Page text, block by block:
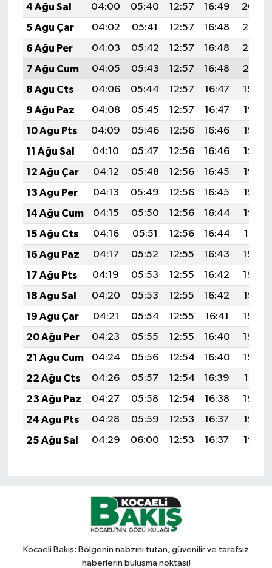
4 Ağu Sal
04:00 05:40 12:57 16:49
20:04
5 Ağu Çar
04:02 05:41 12:57 16:48
20:03
6 Ağu Per
04:03 05:42 12:57 16:48
20:02
7 Ağu Cum
04:05 05:43 12:57 16:48
20:01
8 Ağu Cts
04:06 05:44 12:57 16:47
19:59
9 Ağu Paz
04:08 05:45 12:57 16:47
19:58
10 Ağu Pts
04:09 05:46 12:56 16:46
19:57
11 Ağu Sal
04:10 05:47 12:56 16:46
19:56
12 Ağu Çar
04:12 05:48 12:56 16:45
19:55
13 Ağu Per
04:13 05:49 12:56 16:45
19:53
14 Ağu Cum
04:15 05:50 12:56 16:44
19:52
15 Ağu Cts
04:16 05:51 12:56 16:44
19:51
16 Ağu Paz
04:17 05:52 12:55 16:43
19:49
17 Ağu Pts
04:19 05:53 12:55 16:42
19:48
18 Ağu Sal
04:20 05:53 12:55 16:42
19:47
19 Ağu Çar
04:21 05:54 12:55 16:41
19:45
20 Ağu Per
04:23 05:55 12:55 16:40
19:44
21 Ağu Cum
04:24 05:56 12:54 16:40
19:42
22 Ağu Cts
04:26 05:57 12:54 16:39
19:41
23 Ağu Paz
04:27 05:58 12:54 16:38
19:39
24 Ağu Pts
04:28 05:59 12:53 16:37
19:38
25 Ağu Sal
04:29 06:00 12:53 16:37 19:36
Kocaeli Bakış: Bölgenin nabzını tutan, güvenilir ve tarafsız
haberlerin buluşma noktası!